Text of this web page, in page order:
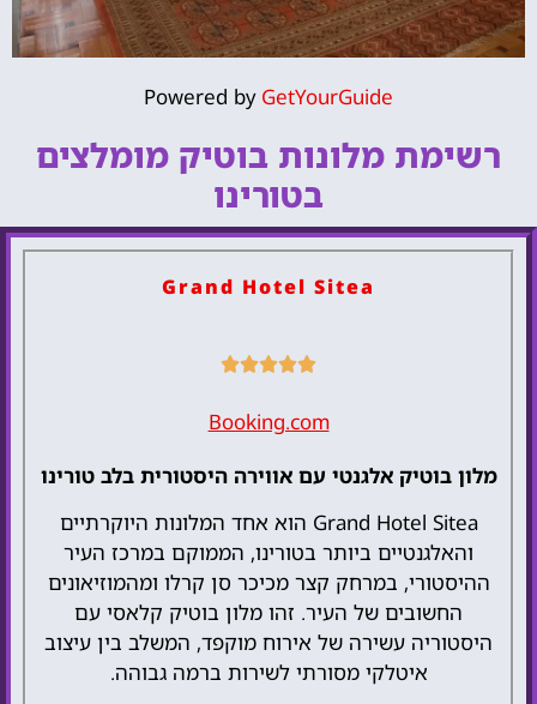
Grand
Hotel Sitea
להזמנת המלון לחצו
Powered by GetYourGuide
רשימת מלונות בוטיק מומלצים
בטורינו
Grand Hotel Sitea
Booking.com
מלון בוטיק אלגנטי עם אווירה היסטורית בלב טורינו
Grand Hotel Sitea הוא אחד המלונות היוקרתיים
והאלגנטיים ביותר בטורינו, הממוקם במרכז העיר
ההיסטורי, במרחק קצר מכיכר סן קרלו ומהמוזיאונים
החשובים של העיר. זהו מלון בוטיק קלאסי עם
היסטוריה עשירה של אירוח מוקפד, המשלב בין עיצוב
איטלקי מסורתי לשירות ברמה גבוהה.